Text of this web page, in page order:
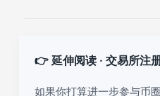
👉 延伸阅读 · 交易所注
如果你打算进一步参与币